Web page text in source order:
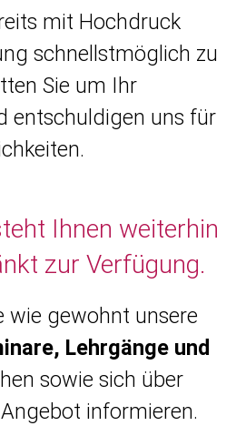
mit Hochdruck
schnellstmöglich zu
Sie um Ihr
entschuldigen uns für
Ihnen weiterhin
zur Verfügung.
wie gewohnt unsere
Lehrgänge und
sowie sich über
informieren.